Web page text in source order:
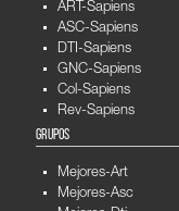
ART-Sapiens
ASC-Sapiens
DTI-Sapiens
GNC-Sapiens
Col-Sapiens
Rev-Sapiens
GRUPOS
Mejores-Art
Mejores-Asc